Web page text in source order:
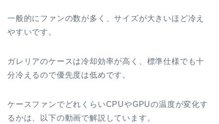
一般的にファンの数が多く、サイズが大きいほど冷え
やすいです。
ガレリアのケースは冷却効率が高く、標準仕様でも十
分冷えるので優先度は低めです。
ケースファンでどれくらいCPUやGPUの温度が変化す
るかは、以下の動画で解説しています。